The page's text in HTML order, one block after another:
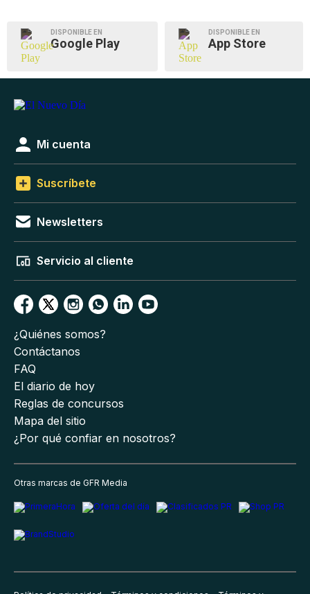
DISPONIBLE EN
Google Play
DISPONIBLE EN
App Store
Mi cuenta
Suscríbete
Newsletters
Servicio al cliente
¿Quiénes somos?
Contáctanos
FAQ
El diario de hoy
Reglas de concursos
Mapa del sitio
¿Por qué confiar en nosotros?
Otras marcas de GFR Media